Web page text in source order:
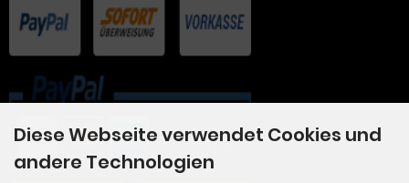
Diese Webseite verwendet Cookies und
andere Technologien